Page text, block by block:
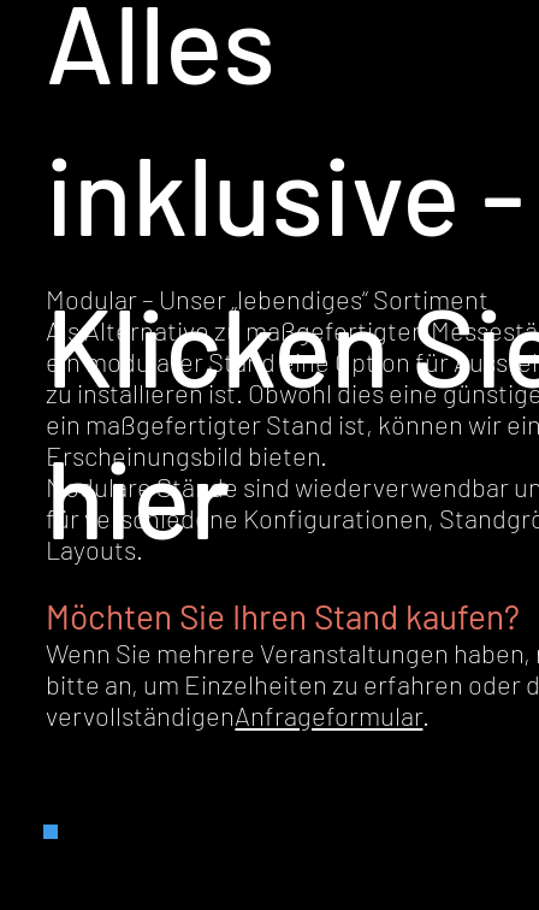
Alles
inklusive -
Klicken
hier
Modular – Unser „lebendiges“ Sortiment​
Als Alternative zu maßgefertigten
ein modularer Stand eine Option für
zu installieren ist. Obwohl dies eine
ein maßgefertigter Stand ist, können wir
Erscheinungsbild bieten.
Modulare Stände sind wiederverwendbar
für verschiedene Konfigurationen,
Layouts.
Möchten Sie Ihren Stand kaufen?
Wenn Sie mehrere Veranstaltungen haben,
bitte an, um Einzelheiten zu erfahren oder
vervollständigenAnfrageformular.